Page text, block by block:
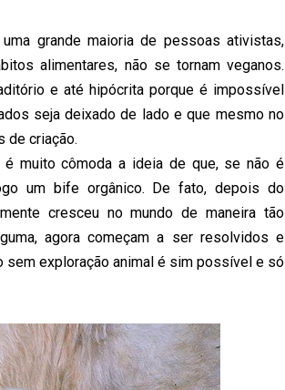
grande maioria de pessoas ativistas,
alimentares, não se tornam veganos.
e até hipócrita porque é impossível
seja deixado de lado e que mesmo no
de criação.
muito cômoda a ideia de que, se não é
um bife orgânico. De fato, depois do
cresceu no mundo de maneira tão
agora começam a ser resolvidos e
sem exploração animal é sim possível e só